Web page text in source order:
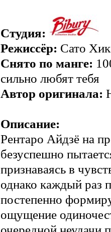
Студия:
Режиссёр: Сато
Снято по манге:
сильно любят тебя
Автор оригинала:
Описание:
Рентаро Айдзё на
безуспешно
признаваясь в
однако каждый раз
постепенно
ощущение